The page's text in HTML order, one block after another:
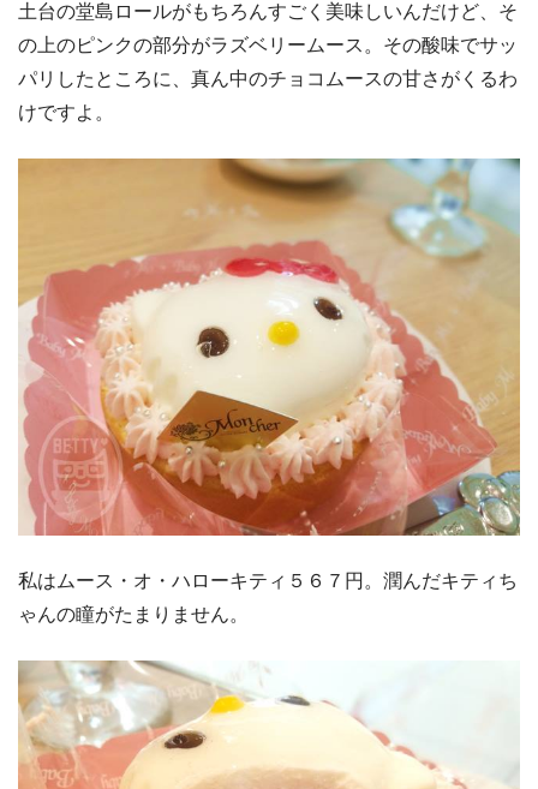
土台の堂島ロールがもちろんすごく美味しいんだけど、そ
の上のピンクの部分がラズベリームース。その酸味でサッ
パリしたところに、真ん中のチョコムースの甘さがくるわ
けですよ。
私はムース・オ・ハローキティ５６７円。潤んだキティち
ゃんの瞳がたまりません。